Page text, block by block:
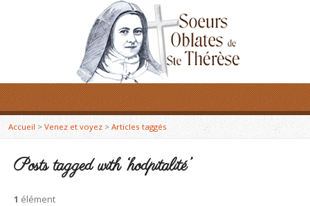
Accueil> Venez et voyez > Articles taggés
Posts tagged with ‘hodpitalité’
1 élément